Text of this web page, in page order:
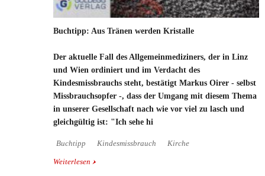
Buchtipp: Aus Tränen werden Kristalle
Der aktuelle Fall des Allgemeinmediziners, der in Linz
und Wien ordiniert und im Verdacht des
Kindesmissbrauchs steht, bestätigt Markus Oirer - selbst
Missbrauchsopfer -, dass der Umgang mit diesem Thema
in unserer Gesellschaft nach wie vor viel zu lasch und
gleichgültig ist: "Ich sehe hi
Buchtipp Kindesmissbrauch Kirche
Weiterlesen über Buchtipp: Aus Tränen werden Kristalle